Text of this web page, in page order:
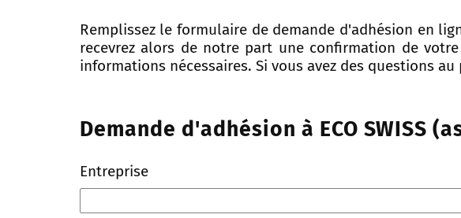
Remplissez le formulaire de demande d'adhésion en
recevrez alors de notre part une confirmation de
informations nécessaires. Si vous avez des questions
Demande d'adhésion à ECO SWISS
Entreprise